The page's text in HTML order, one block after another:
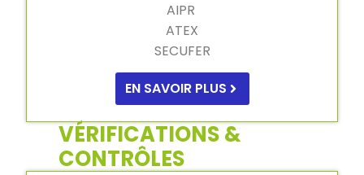
AIPR
ATEX
SECUFER
EN SAVOIR PLUS
VÉRIFICATIONS &
CONTRÔLES